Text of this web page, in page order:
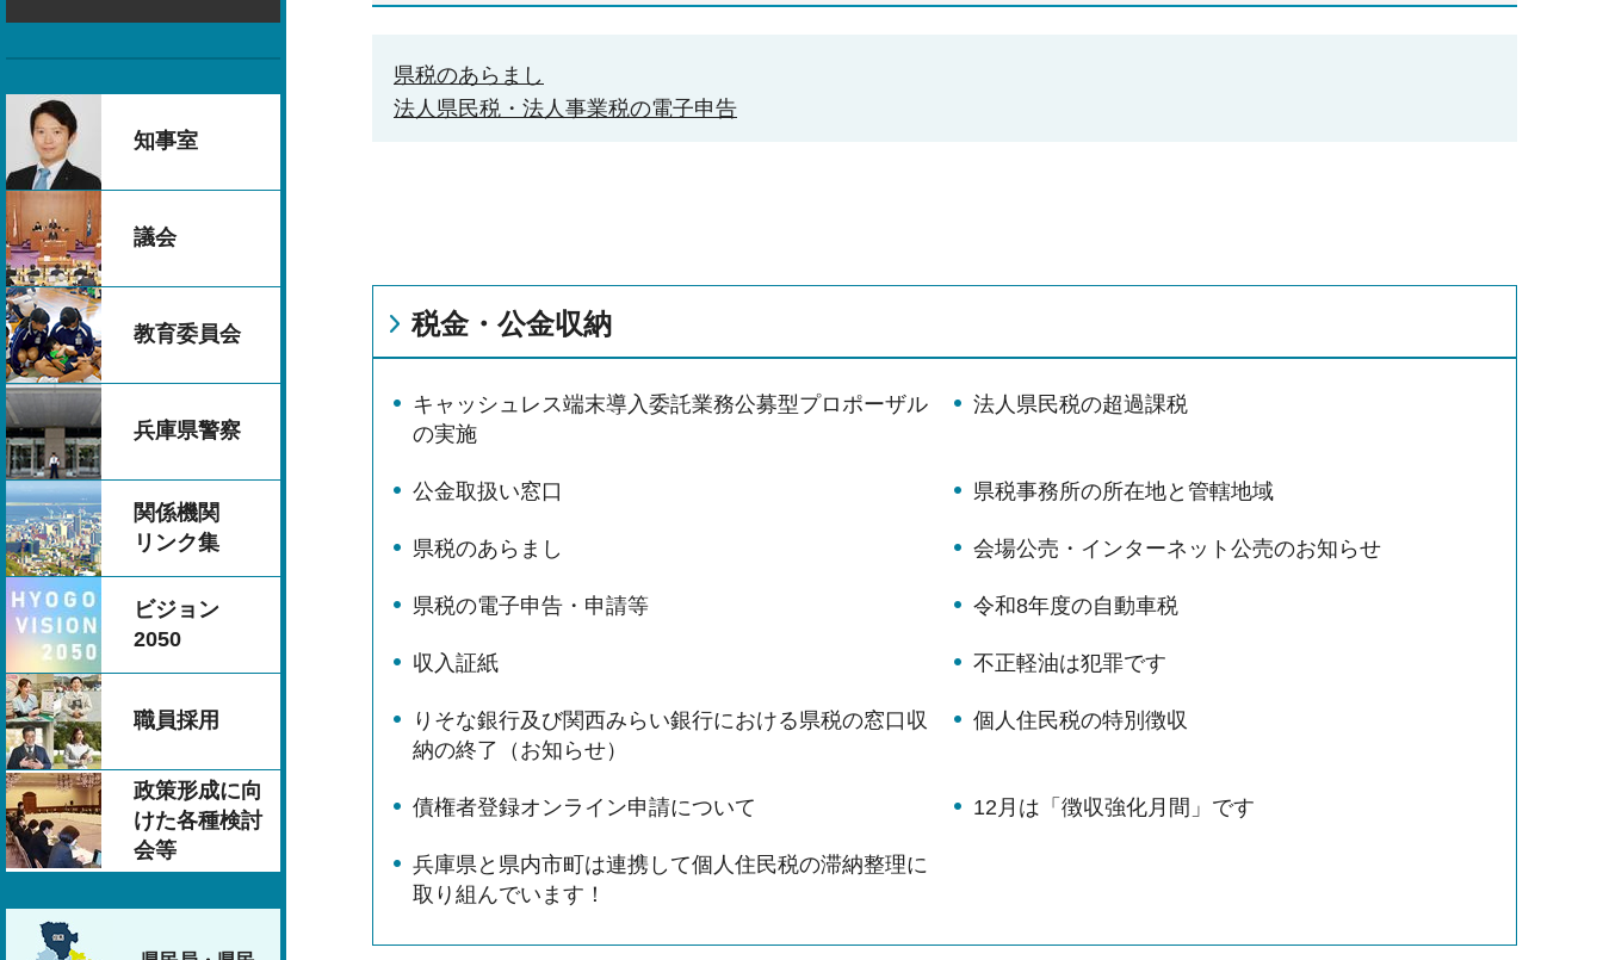
知事室
議会
教育委員会
兵庫県警察
関係機関
リンク集
ビジョン
2050
職員採用
政策形成に向
けた各種検討
会等
県税のあらまし
法人県民税・法人事業税の電子申告
税金・公金収納
キャッシュレス端末導入委託業務公募型プロポーザル
の実施
法人県民税の超過課税
公金取扱い窓口 県税事務所の所在地と管轄地域
県税のあらまし 会場公売・インターネット公売のお知らせ
県税の電子申告・申請等 令和8年度の自動車税
収入証紙 不正軽油は犯罪です
りそな銀行及び関西みらい銀行における県税の窓口収
納の終了（お知らせ）
個人住民税の特別徴収
債権者登録オンライン申請について 12月は「徴収強化月間」です
兵庫県と県内市町は連携して個人住民税の滞納整理に
取り組んでいます！